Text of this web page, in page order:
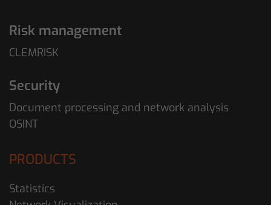
Risk management
CLEMRISK
Security
Document processing and network analysis
OSINT
PRODUCTS
Statistics